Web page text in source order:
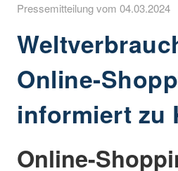
Pressemitteilung vom
Online-
informiert zu
Online-